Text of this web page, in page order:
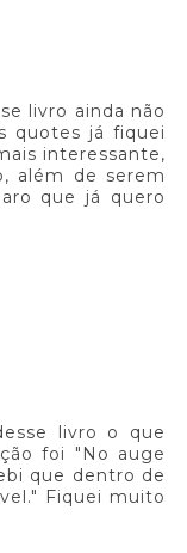
livro ainda não
quotes já fiquei
interessante,
além de serem
que já quero
livro o que
foi "No auge
que dentro de
Fiquei muito